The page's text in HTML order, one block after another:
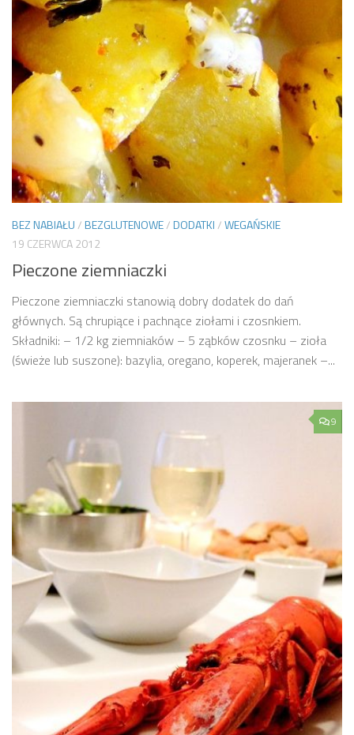
BEZ NABIAŁU/BEZGLUTENOWE/DODATKI/WEGAŃSKIE
19 CZERWCA 2012
Pieczone ziemniaczki
Pieczone ziemniaczki stanowią dobry dodatek do dań
głównych. Są chrupiące i pachnące ziołami i czosnkiem.
Składniki: – 1/2 kg ziemniaków – 5 ząbków czosnku – zioła
(świeże lub suszone): bazylia, oregano, koperek, majeranek –...
9